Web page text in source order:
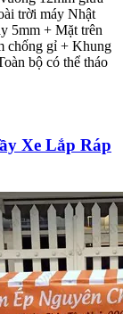
trời máy Nhật
5mm + Mặt trên
chống gỉ + Khung
bộ có thể tháo
Xe Lắp Ráp